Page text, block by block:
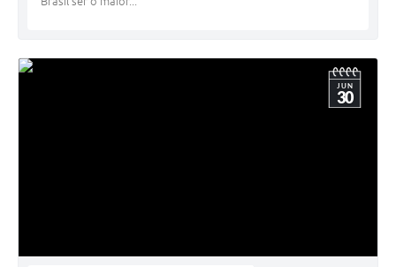
JUN
30